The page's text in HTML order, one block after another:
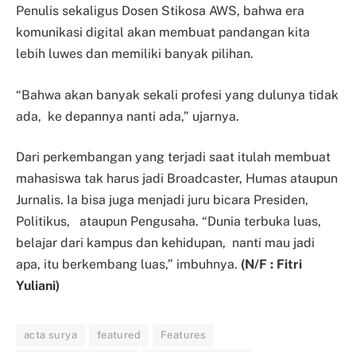
Penulis sekaligus Dosen Stikosa AWS, bahwa era
komunikasi digital akan membuat pandangan kita
lebih luwes dan memiliki banyak pilihan.
“Bahwa akan banyak sekali profesi yang dulunya tidak
ada, ke depannya nanti ada,” ujarnya.
Dari perkembangan yang terjadi saat itulah membuat
mahasiswa tak harus jadi Broadcaster, Humas ataupun
Jurnalis. Ia bisa juga menjadi juru bicara Presiden,
Politikus, ataupun Pengusaha. “Dunia terbuka luas,
belajar dari kampus dan kehidupan, nanti mau jadi
apa, itu berkembang luas,” imbuhnya. (N/F : Fitri
Yuliani)
acta surya featured Features